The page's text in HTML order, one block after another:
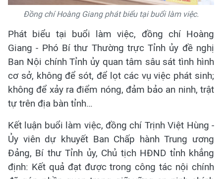
Đồng chí Hoàng Giang phát biểu tại buổi làm việc.
Phát biểu tại buổi làm việc, đồng chí Hoàng
Giang - Phó Bí thư Thường trực Tỉnh ủy đề nghị
Ban Nội chính Tỉnh ủy quan tâm sâu sát tình hình
cơ sở, không để sót, để lọt các vụ việc phát sinh;
không để xảy ra điểm nóng, đảm bảo an ninh, trật
tự trên địa bàn tỉnh…
Kết luận buổi làm việc, đồng chí Trịnh Việt Hùng -
Ủy viên dự khuyết Ban Chấp hành Trung ương
Đảng, Bí thư Tỉnh ủy, Chủ tịch HĐND tỉnh khẳng
định: Kết quả đạt được trong công tác nội chính